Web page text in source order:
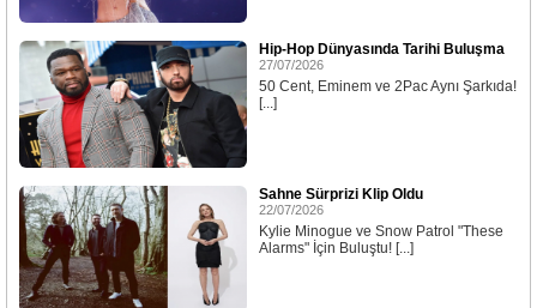
Hip-Hop Dünyasında Tarihi Buluşma
27/07/2026
50 Cent, Eminem ve 2Pac Aynı Şarkıda!
[...]
Sahne Sürprizi Klip Oldu
22/07/2026
Kylie Minogue ve Snow Patrol "These
Alarms" İçin Buluştu! [...]